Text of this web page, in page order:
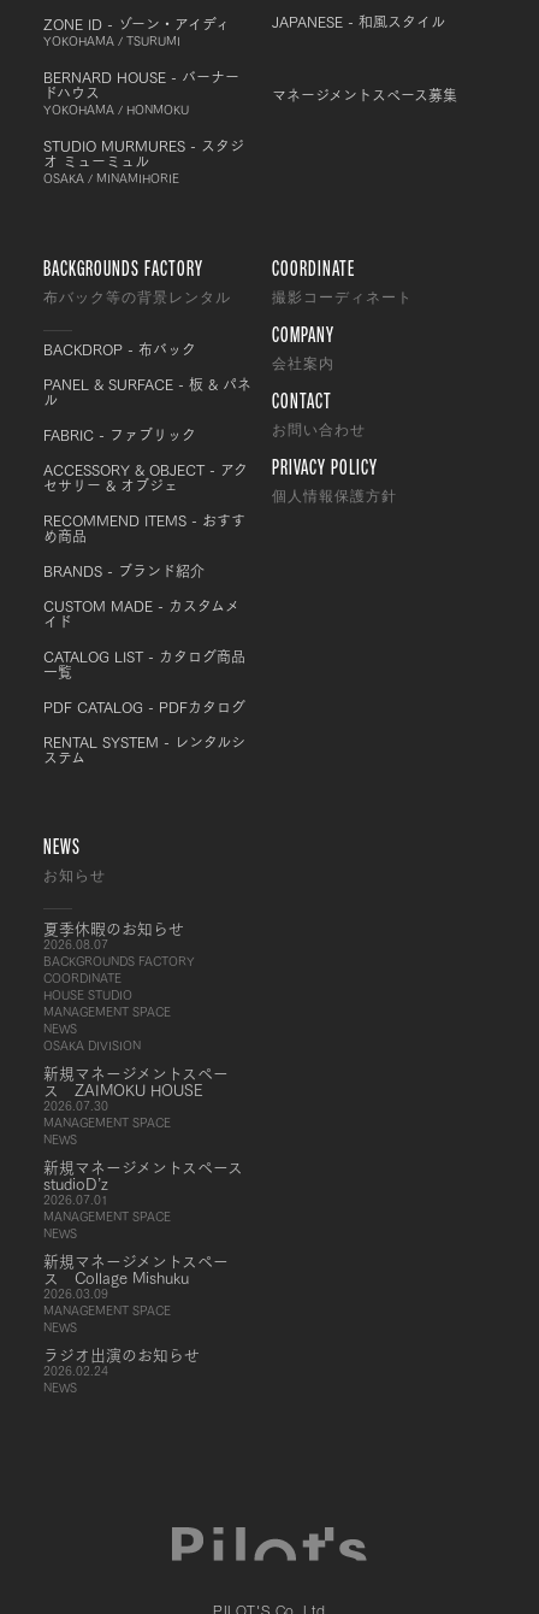
ZONE ID - ゾーン・アイディ
YOKOHAMA / TSURUMI
BERNARD HOUSE - バーナー
ドハウス
YOKOHAMA / HONMOKU
STUDIO MURMURES - スタジ
オ ミューミュル
OSAKA / MINAMIHORIE
JAPANESE - 和風スタイル
マネージメントスペース募集
BACKGROUNDS FACTORY
布バック等の背景レンタル
BACKDROP - 布バック
PANEL & SURFACE - 板 & パネ
ル
FABRIC - ファブリック
ACCESSORY & OBJECT - アク
セサリー & オブジェ
RECOMMEND ITEMS - おすす
め商品
BRANDS - ブランド紹介
CUSTOM MADE - カスタムメ
イド
CATALOG LIST - カタログ商品
一覧
PDF CATALOG - PDFカタログ
RENTAL SYSTEM - レンタルシ
ステム
COORDINATE
撮影コーディネート
COMPANY
会社案内
CONTACT
お問い合わせ
PRIVACY POLICY
個人情報保護方針
NEWS
お知らせ
夏季休暇のお知らせ
2026.08.07
BACKGROUNDS FACTORY
COORDINATE
HOUSE STUDIO
MANAGEMENT SPACE
NEWS
OSAKA DIVISION
新規マネージメントスペー
ス ZAIMOKU HOUSE
2026.07.30
MANAGEMENT SPACE
NEWS
新規マネージメントスペース
studioD’z
2026.07.01
MANAGEMENT SPACE
NEWS
新規マネージメントスペー
ス Collage Mishuku
2026.03.09
MANAGEMENT SPACE
NEWS
ラジオ出演のお知らせ
2026.02.24
NEWS